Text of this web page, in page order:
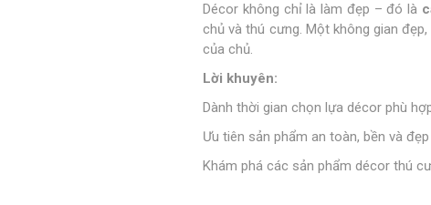
Décor không chỉ là làm đẹp – đó là
chủ và thú cưng. Một không gian
của chủ.
Lời khuyên:
Dành thời gian chọn lựa décor phù
Ưu tiên sản phẩm an toàn, bền và
Khám phá các sản phẩm décor thú